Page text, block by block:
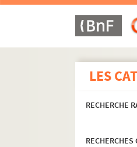
LES
RECHERCHE
RECHERCHES